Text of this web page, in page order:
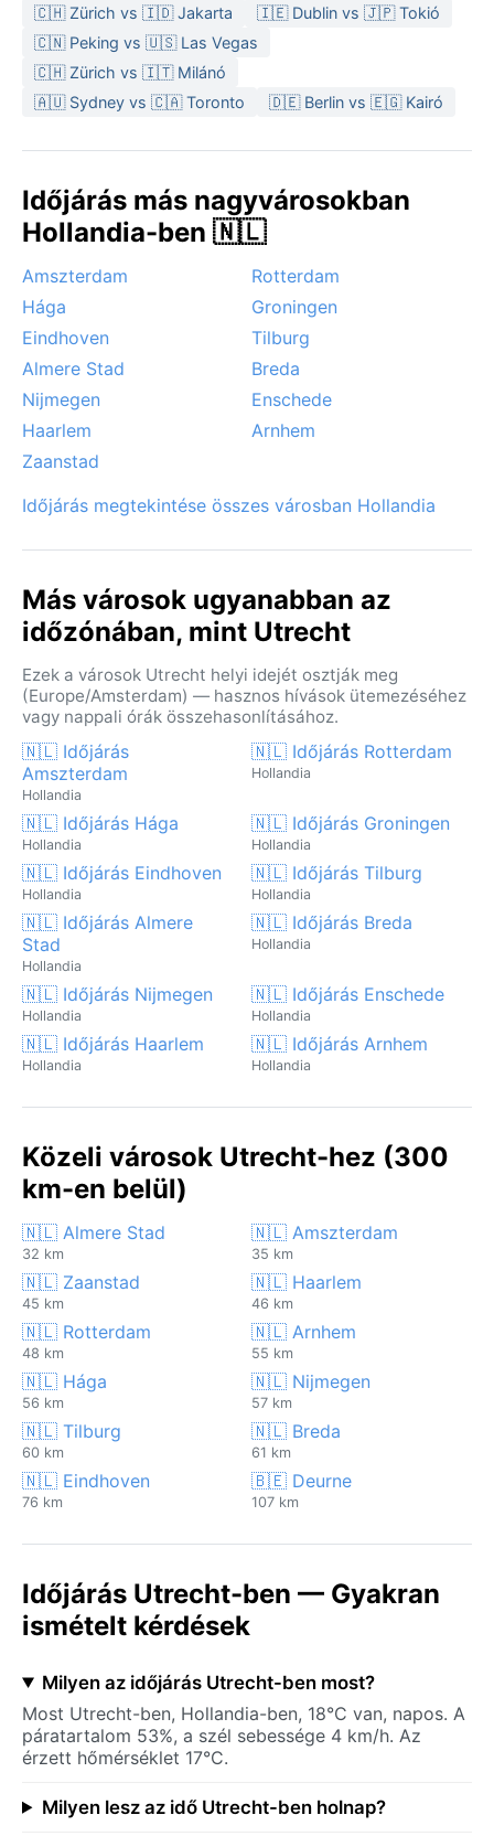
🇨🇭 Zürich vs 🇮🇩 Jakarta
🇮🇪 Dublin vs 🇯🇵 Tokió
🇨🇳 Peking vs 🇺🇸 Las Vegas
🇨🇭 Zürich vs 🇮🇹 Milánó
🇦🇺 Sydney vs 🇨🇦 Toronto
🇩🇪 Berlin vs 🇪🇬 Kairó
Időjárás más nagyvárosokban
Hollandia-ben 🇳🇱
Amszterdam
Rotterdam
Hága
Groningen
Eindhoven
Tilburg
Almere Stad
Breda
Nijmegen
Enschede
Haarlem
Arnhem
Zaanstad
Időjárás megtekintése összes városban Hollandia
Más városok ugyanabban az
időzónában, mint Utrecht
Ezek a városok Utrecht helyi idejét osztják meg
(Europe/Amsterdam) — hasznos hívások ütemezéséhez
vagy nappali órák összehasonlításához.
🇳🇱 Időjárás
Amszterdam
Hollandia
🇳🇱 Időjárás Rotterdam
Hollandia
🇳🇱 Időjárás Hága
Hollandia
🇳🇱 Időjárás Groningen
Hollandia
🇳🇱 Időjárás Eindhoven
Hollandia
🇳🇱 Időjárás Tilburg
Hollandia
🇳🇱 Időjárás Almere
Stad
Hollandia
🇳🇱 Időjárás Breda
Hollandia
🇳🇱 Időjárás Nijmegen
Hollandia
🇳🇱 Időjárás Enschede
Hollandia
🇳🇱 Időjárás Haarlem
Hollandia
🇳🇱 Időjárás Arnhem
Hollandia
Közeli városok Utrecht-hez (300
km-en belül)
🇳🇱 Almere Stad
32 km
🇳🇱 Amszterdam
35 km
🇳🇱 Zaanstad
45 km
🇳🇱 Haarlem
46 km
🇳🇱 Rotterdam
48 km
🇳🇱 Arnhem
55 km
🇳🇱 Hága
56 km
🇳🇱 Nijmegen
57 km
🇳🇱 Tilburg
60 km
🇳🇱 Breda
61 km
🇳🇱 Eindhoven
76 km
🇧🇪 Deurne
107 km
Időjárás Utrecht-ben — Gyakran
ismételt kérdések
Milyen az időjárás Utrecht-ben most?
Most Utrecht-ben, Hollandia-ben, 18°C van, napos. A
páratartalom 53%, a szél sebessége 4 km/h. Az
érzett hőmérséklet 17°C.
Milyen lesz az idő Utrecht-ben holnap?